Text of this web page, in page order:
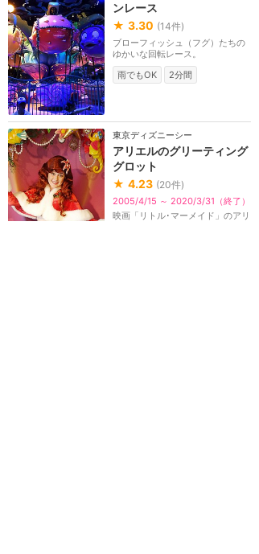
ンレース
★ 3.30 (14件)
ブローフィッシュ（フグ）たちの
ゆかいな回転レース。
雨でもOK
2分間
東京ディズニーシー
アリエルのグリーティング
グロット
★ 4.23 (20件)
2005/4/15 ～ 2020/3/31（終了）
映画「リトル･マーメイド」のアリ